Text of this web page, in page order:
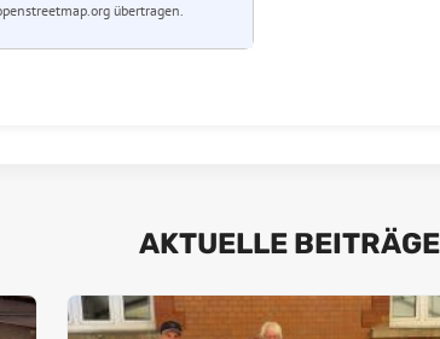
übertragen.
AKTUELLE BEITRÄGE